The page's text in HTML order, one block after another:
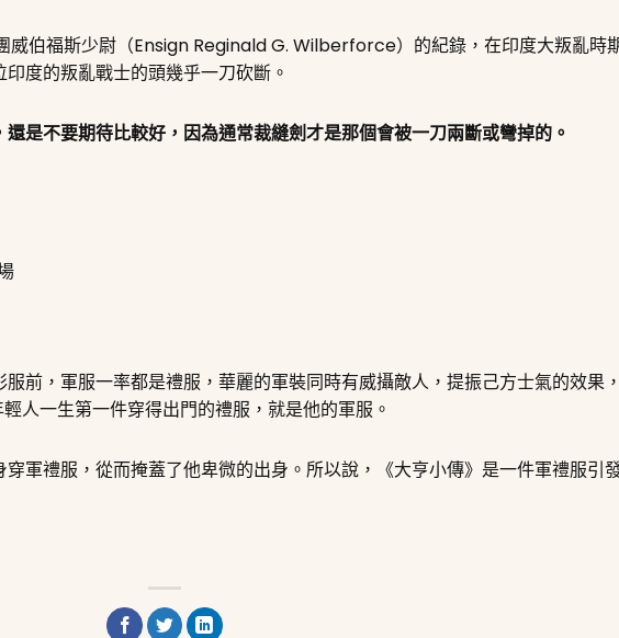
威伯福斯少尉（Ensign Reginald G. Wilberforce）的紀錄，在印度大叛亂時
度的叛亂戰士的頭幾乎一刀砍斷。
是不要期待比較好，因為通常裁縫劍才是那個會被一刀兩斷或彎掉的。
前，軍服一率都是禮服，華麗的軍裝同時有威攝敵人，提振己方士氣的效果
人一生第一件穿得出門的禮服，就是他的軍服。
穿軍禮服，從而掩蓋了他卑微的出身。所以說，《大亨小傳》是一件軍禮服引